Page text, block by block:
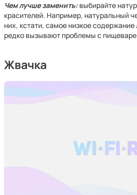
Чем лучше заменить: выбирайте
красителей. Например, натуральный
них, кстати, самое низкое содержание
редко вызывают проблемы с
Жвачка